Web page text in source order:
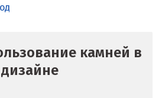
камней в
дизайне